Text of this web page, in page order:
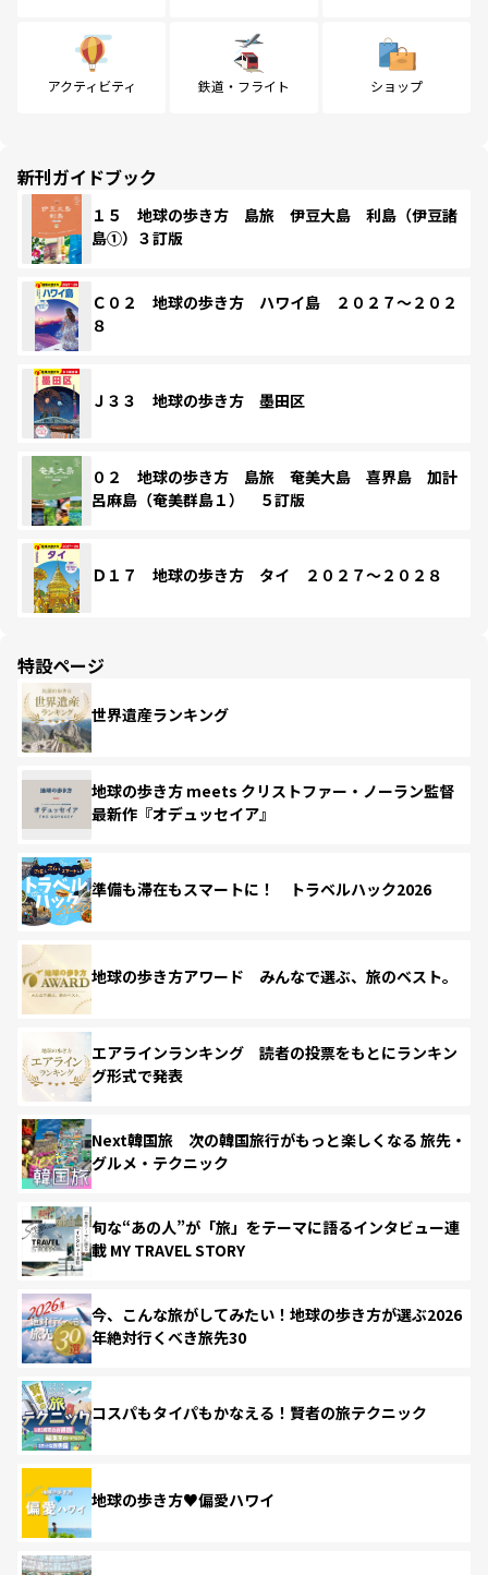
アクティビティ 鉄道・フライト ショップ
新刊ガイドブック
１５ 地球の歩き方 島旅 伊豆大島 利島（伊豆諸
島①）３訂版
Ｃ０２ 地球の歩き方 ハワイ島 ２０２７～２０２
８
Ｊ３３ 地球の歩き方 墨田区
０２ 地球の歩き方 島旅 奄美大島 喜界島 加計
呂麻島（奄美群島１） ５訂版
Ｄ１７ 地球の歩き方 タイ ２０２７～２０２８
特設ページ
世界遺産ランキング
地球の歩き方 meets クリストファー・ノーラン監督
最新作『オデュッセイア』
準備も滞在もスマートに！ トラベルハック2026
地球の歩き方アワード みんなで選ぶ、旅のベスト。
エアラインランキング 読者の投票をもとにランキン
グ形式で発表
Next韓国旅 次の韓国旅行がもっと楽しくなる 旅先・
グルメ・テクニック
旬な“あの人”が「旅」をテーマに語るインタビュー連
載 MY TRAVEL STORY
今、こんな旅がしてみたい！地球の歩き方が選ぶ2026
年絶対行くべき旅先30
コスパもタイパもかなえる！賢者の旅テクニック
地球の歩き方♥偏愛ハワイ